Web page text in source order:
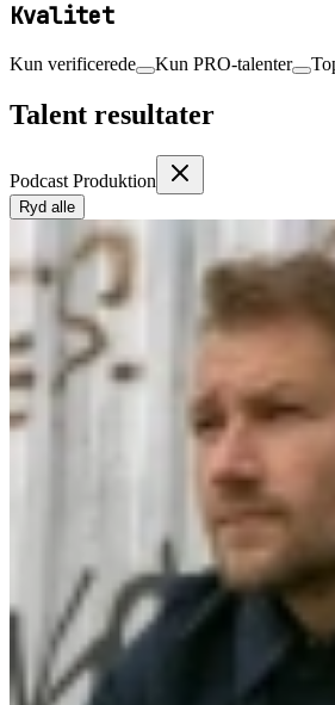
Kvalitet
Kun verificerede Kun PRO-talenter
Talent resultater
Podcast Produktion
Ryd alle